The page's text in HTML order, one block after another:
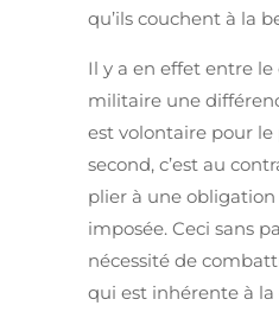
qu’ils couchent à la
Il y a en effet entre
militaire une
est volontaire pour
second, c’est au
plier à une
imposée. Ceci sans
nécessité de
qui est inhérente à